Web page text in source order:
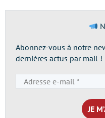
Abonnez-vous à notre
dernières actus par mail !